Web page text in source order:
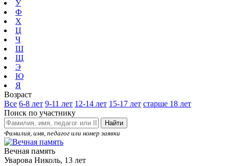
У
Ф
Х
Ц
Ч
Ш
Щ
Э
Ю
Я
Возраст
Все 6-8 лет 9-11 лет 12-14 лет 15-17 лет старше 18 лет
Поиск по участнику
Найти
Фамилия, имя, педагог или номер заявки
Вечная память
Уварова Николь, 13 лет